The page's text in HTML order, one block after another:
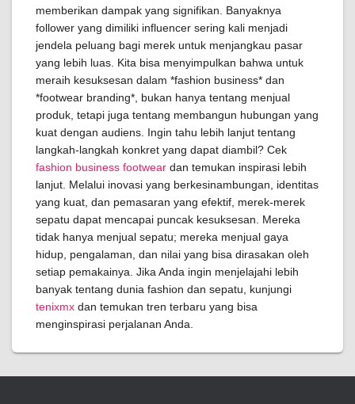
memberikan dampak yang signifikan. Banyaknya
follower yang dimiliki influencer sering kali menjadi
jendela peluang bagi merek untuk menjangkau pasar
yang lebih luas. Kita bisa menyimpulkan bahwa untuk
meraih kesuksesan dalam *fashion business* dan
*footwear branding*, bukan hanya tentang menjual
produk, tetapi juga tentang membangun hubungan yang
kuat dengan audiens. Ingin tahu lebih lanjut tentang
langkah-langkah konkret yang dapat diambil? Cek
fashion business footwear dan temukan inspirasi lebih
lanjut. Melalui inovasi yang berkesinambungan, identitas
yang kuat, dan pemasaran yang efektif, merek-merek
sepatu dapat mencapai puncak kesuksesan. Mereka
tidak hanya menjual sepatu; mereka menjual gaya
hidup, pengalaman, dan nilai yang bisa dirasakan oleh
setiap pemakainya. Jika Anda ingin menjelajahi lebih
banyak tentang dunia fashion dan sepatu, kunjungi
tenixmx dan temukan tren terbaru yang bisa
menginspirasi perjalanan Anda.